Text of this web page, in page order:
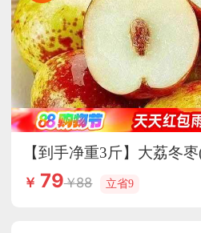
【到手净重3斤】大荔冬
存）
￥ 79 88 立省9